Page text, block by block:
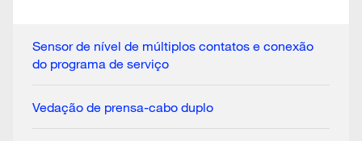
Sensor de nível de múltiplos contatos e conexão
do programa de serviço
Vedação de prensa-cabo duplo